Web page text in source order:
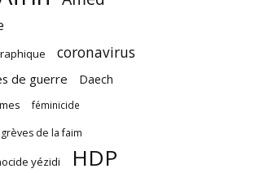
coronavirus
de guerre Daech
féminicide
grèves de la faim
yézidi HDP